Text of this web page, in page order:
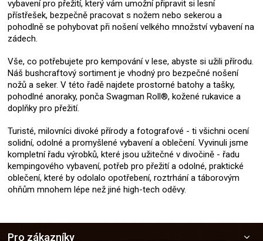
vybavení pro přežití, který vám umožní připravit si lesní
přístřešek, bezpečně pracovat s nožem nebo sekerou a
pohodlně se pohybovat při nošení velkého množství vybavení na
zádech.
Vše, co potřebujete pro kempování v lese, abyste si užili přírodu.
Náš bushcraftový sortiment je vhodný pro bezpečné nošení
nožů a seker. V této řadě najdete prostorné batohy a tašky,
pohodlné anoraky, ponča Swagman Roll®, kožené rukavice a
doplňky pro přežití.
Turisté, milovníci divoké přírody a fotografové - ti všichni ocení
solidní, odolné a promyšlené vybavení a oblečení. Vyvinuli jsme
kompletní řadu výrobků, které jsou užitečné v divočině - řadu
kempingového vybavení, potřeb pro přežití a odolné, praktické
oblečení, které by odolalo opotřebení, roztrhání a táborovým
ohňům mnohem lépe než jiné high-tech oděvy.
Pro zákazníky